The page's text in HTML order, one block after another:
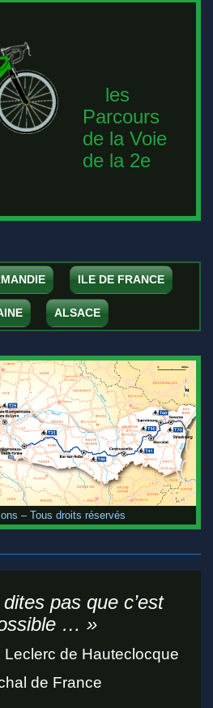
les
Parcours
de la Voie
de la 2e
ILE DE FRANCE
ALSACE
– Tous droits réservés
pas que c’est
… »
Leclerc de Hauteclocque
de France